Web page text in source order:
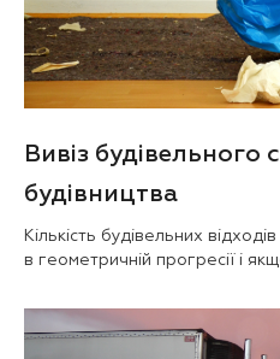
Вивіз будівельного
будівництва
Кількість будівельних
в геометричній прогресії і